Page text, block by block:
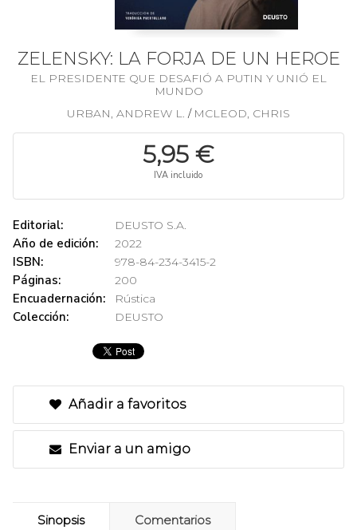
ZELENSKY: LA FORJA DE UN HEROE
EL PRESIDENTE QUE DESAFIÓ A PUTIN Y UNIÓ EL
MUNDO
URBAN, ANDREW L. / MCLEOD, CHRIS
5,95 €
IVA incluido
Editorial: DEUSTO S.A.
Año de edición: 2022
ISBN: 978-84-234-3415-2
Páginas: 200
Encuadernación: Rústica
Colección: DEUSTO
Añadir a favoritos
Enviar a un amigo
Sinopsis Comentarios